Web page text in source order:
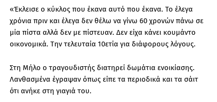
«Έκλεισε ο κύκλος που έκανα αυτό που έκανα. Το έλεγα
χρόνια πριν και έλεγα δεν θέλω να γίνω 60 χρονών πάνω σε
μία πίστα αλλά δεν με πίστευαν. Δεν είχα κάνει κουμάντο
οικονομικά. Την τελευταία 10ετία για διάφορους λόγους.
Στη Μήλο ο τραγουδιστής διατηρεί δωμάτια ενοικίασης.
Λανθασμένα έγραψαν όπως είπε τα περιοδικά και τα σάιτ
ότι ανήκε στη γιαγιά του.